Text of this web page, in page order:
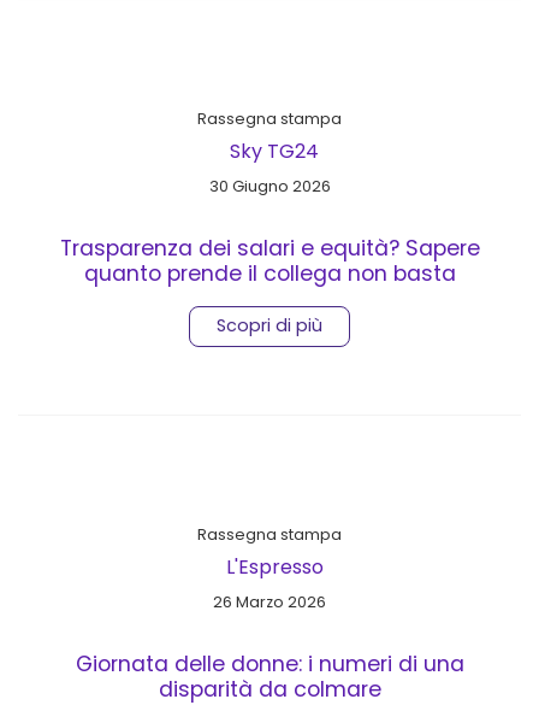
Rassegna stampa
Sky TG24
30 Giugno 2026
Trasparenza dei salari e equità? Sapere
quanto prende il collega non basta
Scopri di più
Rassegna stampa
L'Espresso
26 Marzo 2026
Giornata delle donne: i numeri di una
disparità da colmare